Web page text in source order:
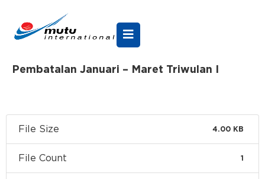
Pembatalan Januari – Maret Triwulan I
File Size 4.00 KB
File Count 1